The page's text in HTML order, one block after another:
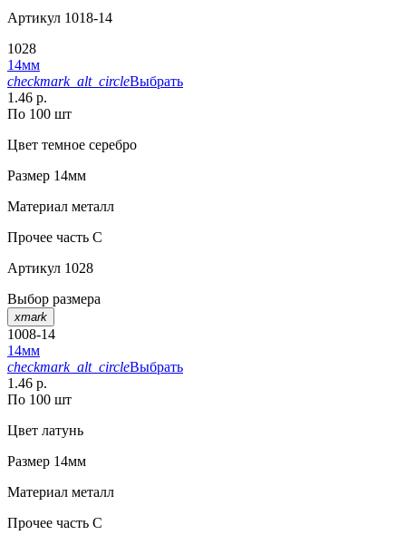
Артикул 1018-14
1028
14мм
checkmark_alt_circleВыбрать
1.46 р.
По 100 шт
Цвет темное серебро
Размер 14мм
Материал металл
Прочее часть С
Артикул 1028
Выбор размера
xmark
1008-14
14мм
checkmark_alt_circleВыбрать
1.46 р.
По 100 шт
Цвет латунь
Размер 14мм
Материал металл
Прочее часть С